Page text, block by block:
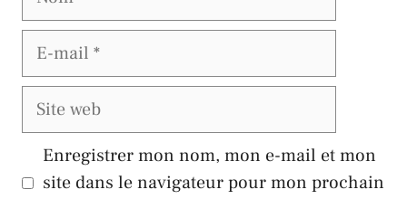
E-
Site
Enregistrer mon nom, mon e-mail et mon
site dans le navigateur pour mon prochain